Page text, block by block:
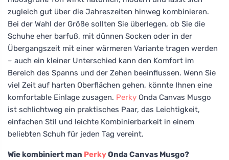
zugleich gut über die Jahreszeiten hinweg kombinieren.
Bei der Wahl der Größe sollten Sie überlegen, ob Sie die
Schuhe eher barfuß, mit dünnen Socken oder in der
Übergangszeit mit einer wärmeren Variante tragen werden
– auch ein kleiner Unterschied kann den Komfort im
Bereich des Spanns und der Zehen beeinflussen. Wenn Sie
viel Zeit auf harten Oberflächen gehen, könnte Ihnen eine
komfortable Einlage zusagen. Perky Onda Canvas Musgo
ist schlichtweg ein praktisches Paar, das Leichtigkeit,
einfachen Stil und leichte Kombinierbarkeit in einem
beliebten Schuh für jeden Tag vereint.
Wie kombiniert man PerkyOnda Canvas Musgo?